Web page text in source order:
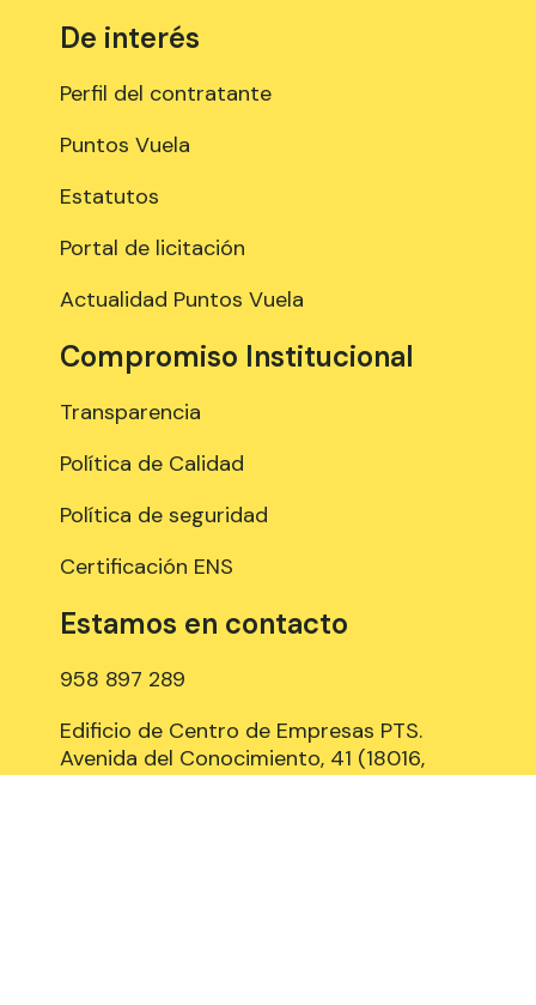
De interés
Perfil del contratante
Puntos Vuela
Estatutos
Portal de licitación
Actualidad Puntos Vuela
Compromiso Institucional
Transparencia
Política de Calidad
Política de seguridad
Certificación ENS
Estamos en contacto
958 897 289
Edificio de Centro de Empresas PTS.
Avenida del Conocimiento, 41 (18016,